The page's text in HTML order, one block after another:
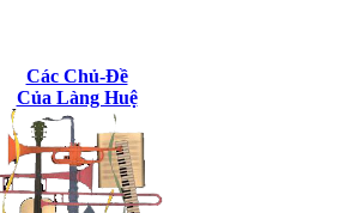
Các Chủ-Đề
Của Làng Huệ